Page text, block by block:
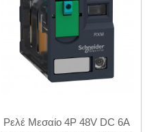
Ρελέ Μεσαίο 4P 48V DC 6A